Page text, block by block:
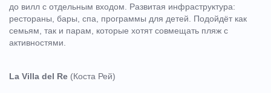
до вилл с отдельным входом. Развитая инфраструктура:
рестораны, бары, спа, программы для детей. Подойдёт как
семьям, так и парам, которые хотят совмещать пляж с
активностями.
La Villa del Re (Коста Рей)